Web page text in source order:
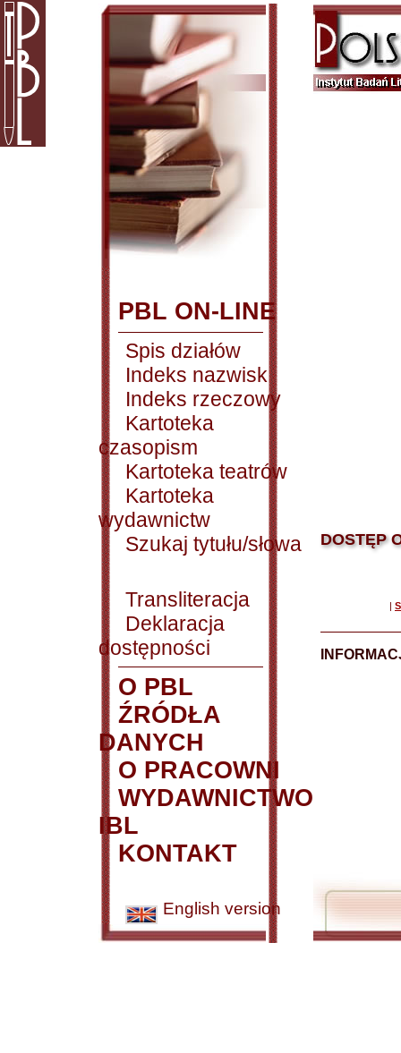
PBL ON-LINE
Spis działów
Indeks nazwisk
Indeks rzeczowy
Kartoteka
czasopism
Kartoteka teatrów
Kartoteka
wydawnictw
Szukaj tytułu/słowa
Transliteracja
Deklaracja
dostępności
O PBL
ŹRÓDŁA
DANYCH
O PRACOWNI
WYDAWNICTWO
IBL
KONTAKT
English version
DOSTĘP
|